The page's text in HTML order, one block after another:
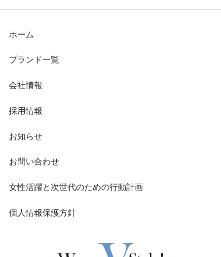
ホーム
ブランド一覧
会社情報
採用情報
お知らせ
お問い合わせ
女性活躍と次世代のための行動計画
個人情報保護方針